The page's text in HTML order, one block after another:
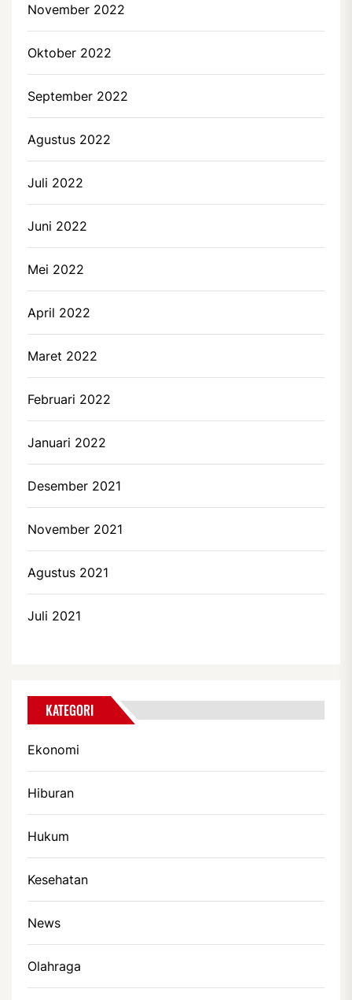
November 2022
Oktober 2022
September 2022
Agustus 2022
Juli 2022
Juni 2022
Mei 2022
April 2022
Maret 2022
Februari 2022
Januari 2022
Desember 2021
November 2021
Agustus 2021
Juli 2021
KATEGORI
Ekonomi
Hiburan
Hukum
Kesehatan
News
Olahraga